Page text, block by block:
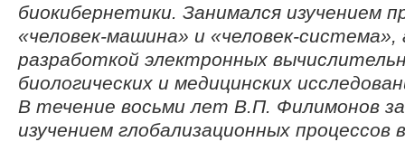
биокибернетики. Занимался изучением
«человек-машина» и «человек-
разработкой электронных
биологических и медицинских
В течение восьми лет В.П. Филимонов
изучением глобализационных процессов